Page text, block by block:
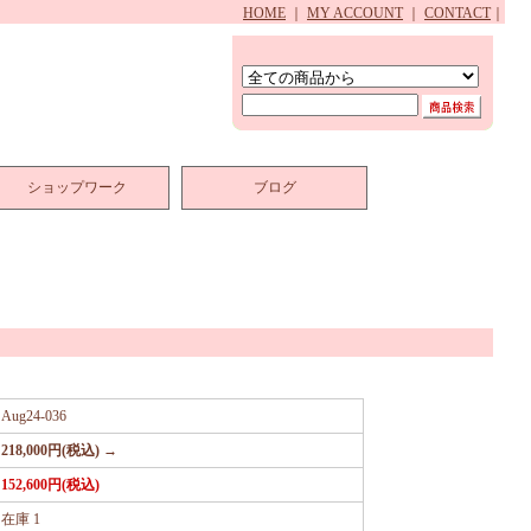
HOME MY ACCOUNT CONTACT
ショップワーク ブログ
Aug24-036
218,000円(税込) →
152,600円(税込)
在庫 1